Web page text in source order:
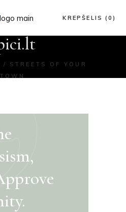
KREPŠELIS (0)
STREETS OF YOUR
TOWN